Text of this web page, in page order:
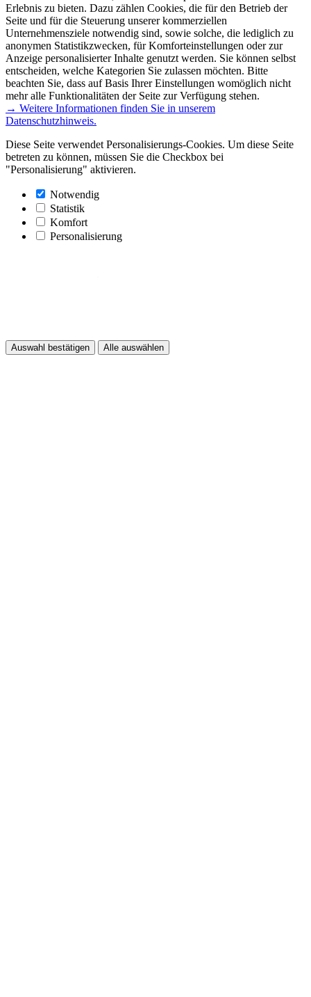
Erlebnis zu bieten. Dazu zählen Cookies, die für den Betrieb der
Seite und für die Steuerung unserer kommerziellen
Unternehmensziele notwendig sind, sowie solche, die lediglich zu
anonymen Statistikzwecken, für Komforteinstellungen oder zur
Anzeige personalisierter Inhalte genutzt werden. Sie können selbst
entscheiden, welche Kategorien Sie zulassen möchten. Bitte
beachten Sie, dass auf Basis Ihrer Einstellungen womöglich nicht
mehr alle Funktionalitäten der Seite zur Verfügung stehen.
→ Weitere Informationen finden Sie in unserem
Datenschutzhinweis.
Diese Seite verwendet Personalisierungs-Cookies. Um diese Seite
betreten zu können, müssen Sie die Checkbox bei
"Personalisierung" aktivieren.
Notwendig
Statistik
Komfort
Personalisierung
Auswahl bestätigen Alle auswählen